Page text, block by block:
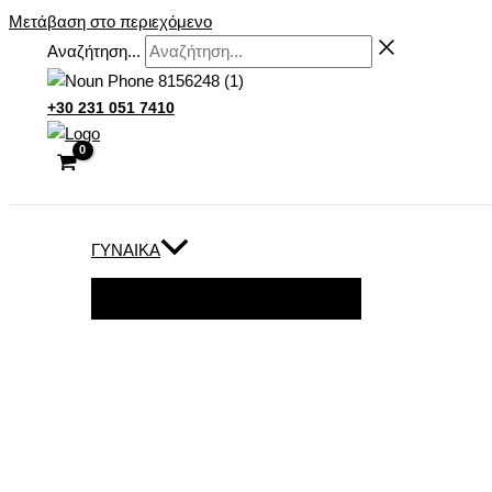
Μετάβαση στο περιεχόμενο
Αναζήτηση...
+30 231 051 7410
ΓΥΝΑΊΚΑ